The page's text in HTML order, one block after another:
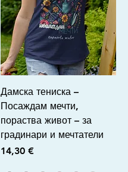
Дамска тениска –
Посаждам мечти,
пораства живот – за
градинари и мечтатели
Цена
14,30 €